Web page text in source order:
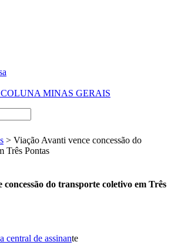
MINAS GERAIS
> Viação Avanti vence concessão do
Três Pontas
concessão do transporte coletivo em Três
central de assinante